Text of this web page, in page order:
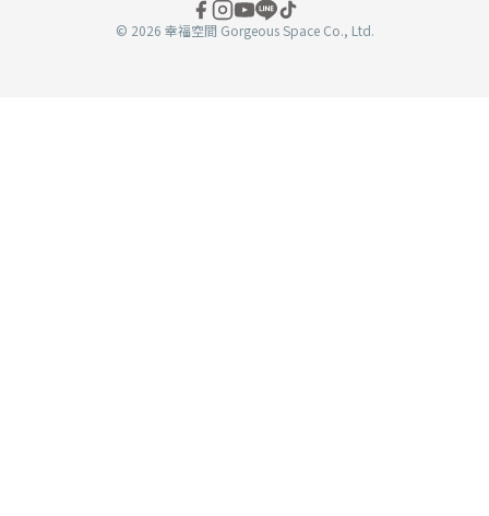
© 2026 幸福空間 Gorgeous Space Co., Ltd.